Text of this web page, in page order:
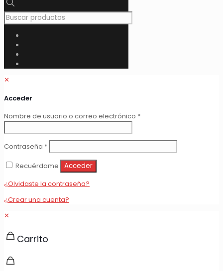
✕
Acceder
Nombre de usuario o correo electrónico *Obligatorio
Contraseña *Obligatorio
Recuérdame
Acceder
¿Olvidaste la contraseña?
¿Crear una cuenta?
✕
Carrito